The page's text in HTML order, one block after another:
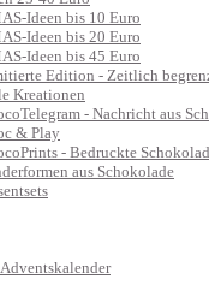
Ideen bis 10 Euro
Ideen bis 20 Euro
Ideen bis 45 Euro
Edition - Zeitlich
Kreationen
- Nachricht aus
& Play
- Bedruckte
aus Schokolade